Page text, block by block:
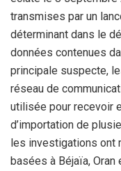
transmises par un
déterminant dans le
données contenues
principale suspecte,
réseau de
utilisée pour recevoir
d’importation de
les investigations ont
basées à Béjaïa,